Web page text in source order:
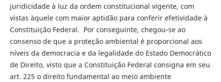
juridicidade à luz da ordem constitucional vigente, com
vistas àquele com maior aptidão para conferir efetividade à
Constituição Federal. Por conseguinte, chegou-se ao
consenso de que a proteção ambiental é proporcional aos
níveis da democracia e da legalidade do Estado Democrático
de Direito, visto que a Constituição Federal consigna em seu
art. 225 o direito fundamental ao meio ambiente